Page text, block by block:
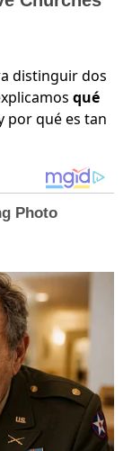
distinguir dos
qué
por qué es tan